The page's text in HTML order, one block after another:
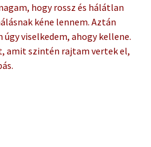
hogy rossz és hálátlan
kéne lennem. Aztán
viselkedem, ahogy kellene.
amit szintén rajtam vertek el,